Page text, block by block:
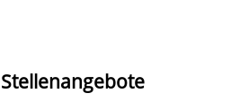
Stellenangebote